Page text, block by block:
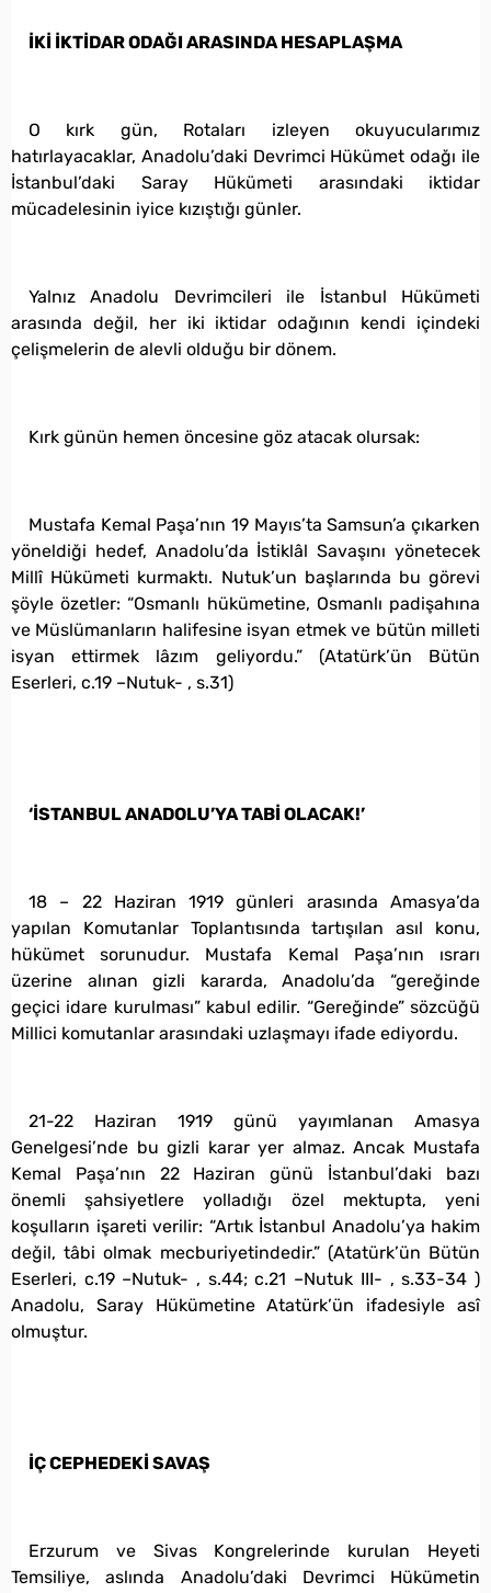
İKİ İKTİDAR ODAĞI ARASINDA HESAPLAŞMA
O kırk gün, Rotaları izleyen okuyucularımız
hatırlayacaklar, Anadolu’daki Devrimci Hükümet odağı ile
İstanbul’daki Saray Hükümeti arasındaki iktidar
mücadelesinin iyice kızıştığı günler.
Yalnız Anadolu Devrimcileri ile İstanbul Hükümeti
arasında değil, her iki iktidar odağının kendi içindeki
çelişmelerin de alevli olduğu bir dönem.
Kırk günün hemen öncesine göz atacak olursak:
Mustafa Kemal Paşa’nın 19 Mayıs’ta Samsun’a çıkarken
yöneldiği hedef, Anadolu’da İstiklâl Savaşını yönetecek
Millî Hükümeti kurmaktı. Nutuk’un başlarında bu görevi
şöyle özetler: “Osmanlı hükümetine, Osmanlı padişahına
ve Müslümanların halifesine isyan etmek ve bütün milleti
isyan ettirmek lâzım geliyordu.” (Atatürk’ün Bütün
Eserleri, c.19 –Nutuk- , s.31)
‘İSTANBUL ANADOLU’YA TABİ OLACAK!’
18 – 22 Haziran 1919 günleri arasında Amasya’da
yapılan Komutanlar Toplantısında tartışılan asıl konu,
hükümet sorunudur. Mustafa Kemal Paşa’nın ısrarı
üzerine alınan gizli kararda, Anadolu’da “gereğinde
geçici idare kurulması” kabul edilir. “Gereğinde” sözcüğü
Millici komutanlar arasındaki uzlaşmayı ifade ediyordu.
21-22 Haziran 1919 günü yayımlanan Amasya
Genelgesi’nde bu gizli karar yer almaz. Ancak Mustafa
Kemal Paşa’nın 22 Haziran günü İstanbul’daki bazı
önemli şahsiyetlere yolladığı özel mektupta, yeni
koşulların işareti verilir: “Artık İstanbul Anadolu’ya hakim
değil, tâbi olmak mecburiyetindedir.” (Atatürk’ün Bütün
Eserleri, c.19 –Nutuk- , s.44; c.21 –Nutuk III- , s.33-34 )
Anadolu, Saray Hükümetine Atatürk’ün ifadesiyle asî
olmuştur.
İÇ CEPHEDEKİ SAVAŞ
Erzurum ve Sivas Kongrelerinde kurulan Heyeti
Temsiliye, aslında Anadolu’daki Devrimci Hükümetin